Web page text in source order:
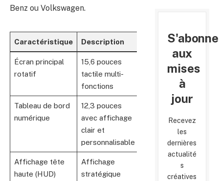
Benz ou Volkswagen.
Caractéristique Description Comparaison
Écran principal
rotatif
15,6 pouces
tactile multi-
fonctions
Tesla Model S
Tableau de bord
numérique
12,3 pouces
avec affichage
clair et
personnalisable
Semblable
aux modèles
Audi et BMW
Affichage tête
haute (HUD)
Affichage
stratégique
aux
mises
à
jour
Recevez
les
dernières
actualité
s
créatives